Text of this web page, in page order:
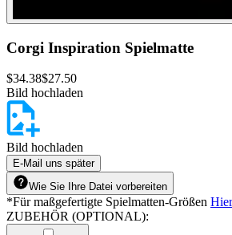
Corgi Inspiration Spielmatte
$34.38$27.50
Bild hochladen
Bild hochladen
E-Mail uns später
Wie Sie Ihre Datei vorbereiten
*Für maßgefertigte Spielmatten-Größen
ZUBEHÖR (OPTIONAL):